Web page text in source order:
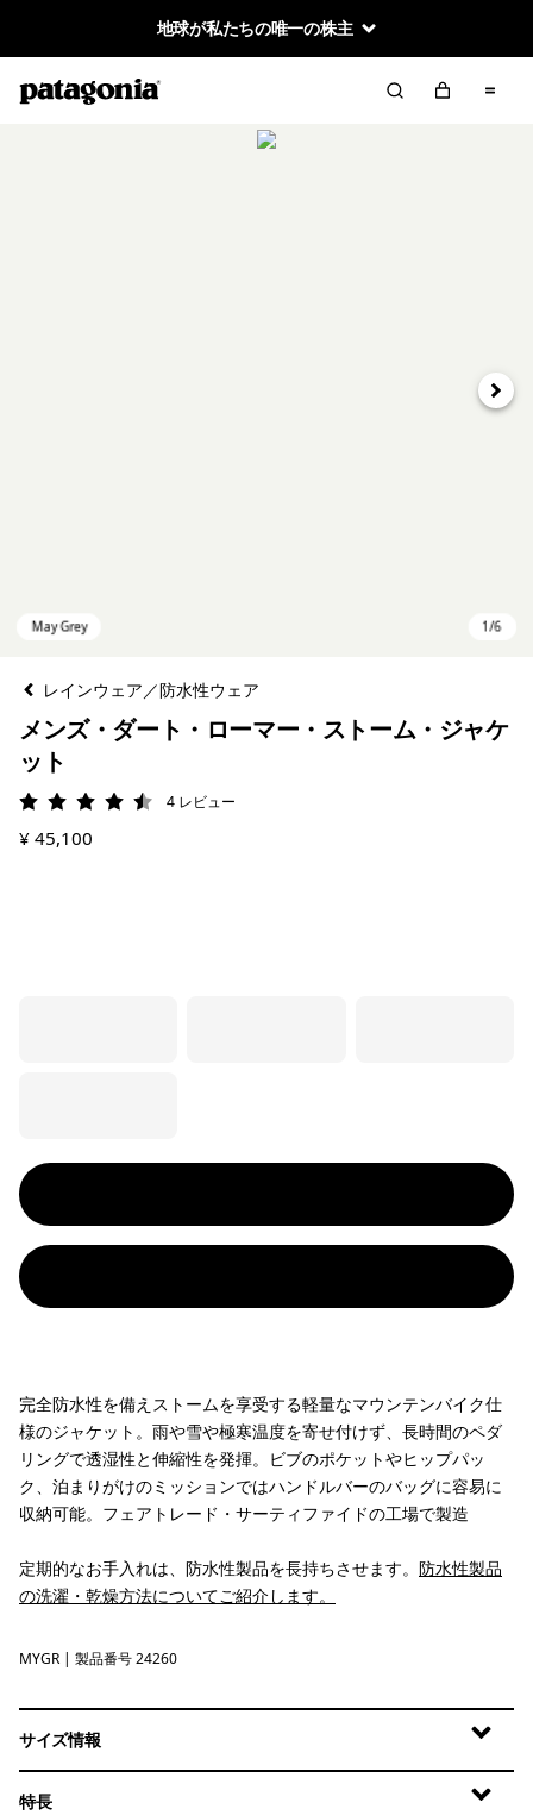
地球が私たちの唯一の株主
次へ
レインウェア／防水性ウェア
メンズ・ダート・ローマー・ストーム・ジャケ
ット
評価: 4.5 / 5
4 レビュー
¥ 45,100
完全防水性を備えストームを享受する軽量なマウンテンバイク仕
様のジャケット。雨や雪や極寒温度を寄せ付けず、長時間のペダ
リングで透湿性と伸縮性を発揮。ビブのポケットやヒップパッ
ク、泊まりがけのミッションではハンドルバーのバッグに容易に
収納可能。フェアトレード・サーティファイドの工場で製造
定期的なお手入れは、防水性製品を長持ちさせます。 防水性製品
の洗濯・乾燥方法についてご紹介します。
May Grey
MYGR | 製品番号 24260
サイズ情報
特長